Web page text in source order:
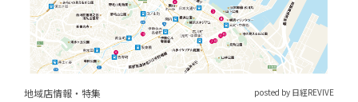
地域店情報・特集 posted by 日経REVIVE